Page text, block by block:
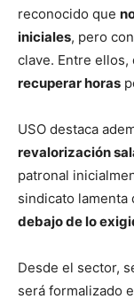
reconocido que
iniciales, pero
clave. Entre ellos,
recuperar horas
USO destaca
revalorización
patronal
sindicato lamenta
debajo de lo
Desde el sector,
será formalizado